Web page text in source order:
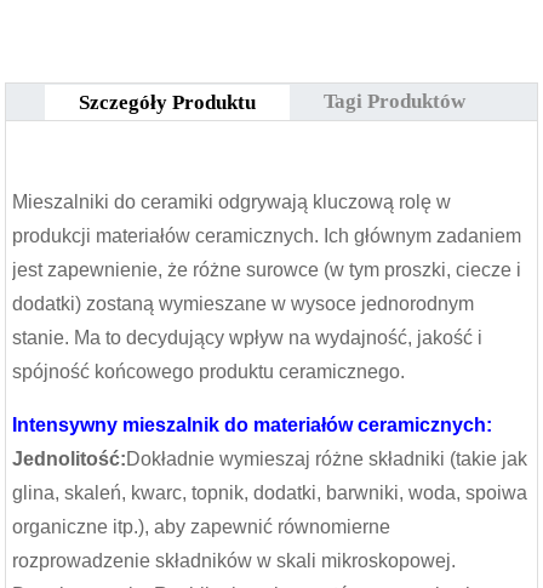
Szczegóły Produktu Tagi Produktów
Mieszalniki do ceramiki odgrywają kluczową rolę w
produkcji materiałów ceramicznych. Ich głównym zadaniem
jest zapewnienie, że różne surowce (w tym proszki, ciecze i
dodatki) zostaną wymieszane w wysoce jednorodnym
stanie. Ma to decydujący wpływ na wydajność, jakość i
spójność końcowego produktu ceramicznego.
Intensywny mieszalnik do materiałów ceramicznych:
Jednolitość:Dokładnie wymieszaj różne składniki (takie jak
glina, skaleń, kwarc, topnik, dodatki, barwniki, woda, spoiwa
organiczne itp.), aby zapewnić równomierne
rozprowadzenie składników w skali mikroskopowej.